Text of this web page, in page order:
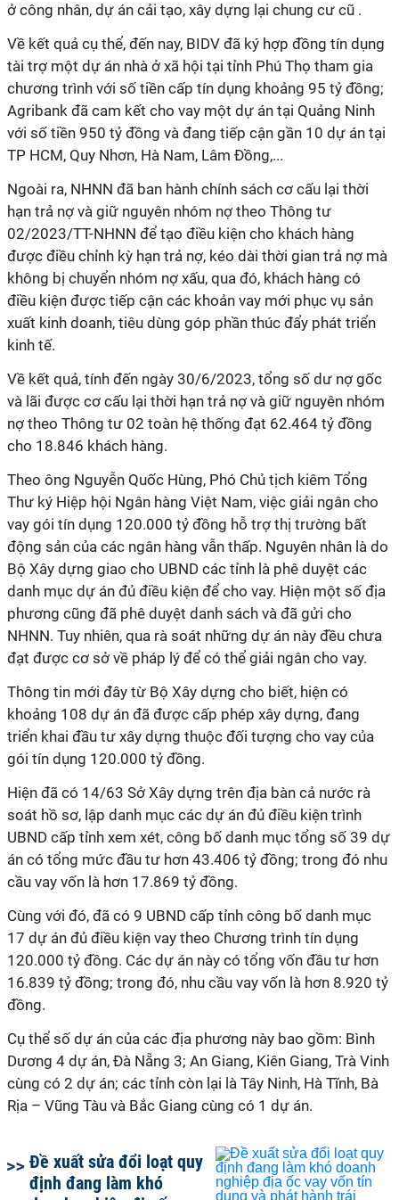
ở công nhân, dự án cải tạo, xây dựng lại chung cư cũ .
Về kết quả cụ thể, đến nay, BIDV đã ký hợp đồng tín dụng
tài trợ một dự án nhà ở xã hội tại tỉnh Phú Thọ tham gia
chương trình với số tiền cấp tín dụng khoảng 95 tỷ đồng;
Agribank đã cam kết cho vay một dự án tại Quảng Ninh
với số tiền 950 tỷ đồng và đang tiếp cận gần 10 dự án tại
TP HCM, Quy Nhơn, Hà Nam, Lâm Đồng,...
Ngoài ra, NHNN đã ban hành chính sách cơ cấu lại thời
hạn trả nợ và giữ nguyên nhóm nợ theo Thông tư
02/2023/TT-NHNN để tạo điều kiện cho khách hàng
được điều chỉnh kỳ hạn trả nợ, kéo dài thời gian trả nợ mà
không bị chuyển nhóm nợ xấu, qua đó, khách hàng có
điều kiện được tiếp cận các khoản vay mới phục vụ sản
xuất kinh doanh, tiêu dùng góp phần thúc đẩy phát triển
kinh tế.
Về kết quả, tính đến ngày 30/6/2023, tổng số dư nợ gốc
và lãi được cơ cấu lại thời hạn trả nợ và giữ nguyên nhóm
nợ theo Thông tư 02 toàn hệ thống đạt 62.464 tỷ đồng
cho 18.846 khách hàng.
Theo ông Nguyễn Quốc Hùng, Phó Chủ tịch kiêm Tổng
Thư ký Hiệp hội Ngân hàng Việt Nam, việc giải ngân cho
vay gói tín dụng 120.000 tỷ đồng hỗ trợ thị trường bất
động sản của các ngân hàng vẫn thấp. Nguyên nhân là do
Bộ Xây dựng giao cho UBND các tỉnh là phê duyệt các
danh mục dự án đủ điều kiện để cho vay. Hiện một số địa
phương cũng đã phê duyệt danh sách và đã gửi cho
NHNN. Tuy nhiên, qua rà soát những dự án này đều chưa
đạt được cơ sở về pháp lý để có thể giải ngân cho vay.
Thông tin mới đây từ Bộ Xây dựng cho biết, hiện có
khoảng 108 dự án đã được cấp phép xây dựng, đang
triển khai đầu tư xây dựng thuộc đối tượng cho vay của
gói tín dụng 120.000 tỷ đồng.
Hiện đã có 14/63 Sở Xây dựng trên địa bàn cả nước rà
soát hồ sơ, lập danh mục các dự án đủ điều kiện trình
UBND cấp tỉnh xem xét, công bố danh mục tổng số 39 dự
án có tổng mức đầu tư hơn 43.406 tỷ đồng; trong đó nhu
cầu vay vốn là hơn 17.869 tỷ đồng.
Cùng với đó, đã có 9 UBND cấp tỉnh công bố danh mục
17 dự án đủ điều kiện vay theo Chương trình tín dụng
120.000 tỷ đồng. Các dự án này có tổng vốn đầu tư hơn
16.839 tỷ đồng; trong đó, nhu cầu vay vốn là hơn 8.920 tỷ
đồng.
Cụ thể số dự án của các địa phương này bao gồm: Bình
Dương 4 dự án, Đà Nẵng 3; An Giang, Kiên Giang, Trà Vinh
cùng có 2 dự án; các tỉnh còn lại là Tây Ninh, Hà Tĩnh, Bà
Rịa – Vũng Tàu và Bắc Giang cùng có 1 dự án.
Đề xuất sửa đổi loạt quy
định đang làm khó